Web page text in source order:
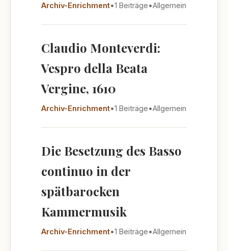
Archiv-Enrichment•1 Beiträge•Allgemein
Claudio Monteverdi:
Vespro della Beata
Vergine, 1610
Archiv-Enrichment•1 Beiträge•Allgemein
Die Besetzung des Basso
continuo in der
spätbarocken
Kammermusik
Archiv-Enrichment•1 Beiträge•Allgemein